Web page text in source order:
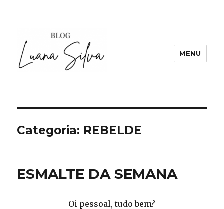
MENU
Categoria: REBELDE
ESMALTE DA SEMANA
Oi pessoal, tudo bem?